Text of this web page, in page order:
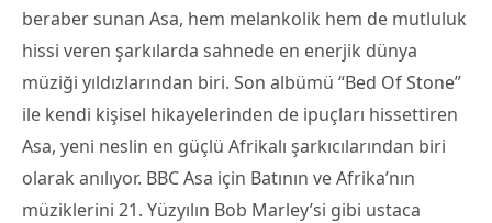
beraber sunan Asa, hem melankolik hem de mutluluk
hissi veren şarkılarda sahnede en enerjik dünya
müziği yıldızlarından biri. Son albümü “Bed Of Stone”
ile kendi kişisel hikayelerinden de ipuçları hissettiren
Asa, yeni neslin en güçlü Afrikalı şarkıcılarından biri
olarak anılıyor. BBC Asa için Batının ve Afrika’nın
müziklerini 21. Yüzyılın Bob Marley’si gibi ustaca